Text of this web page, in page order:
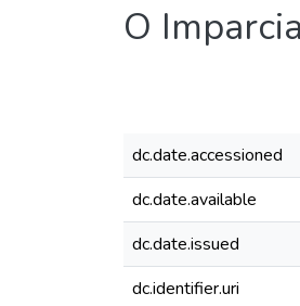
O
dc.date.accessioned
dc.date.available
dc.date.issued
dc.identifier.uri